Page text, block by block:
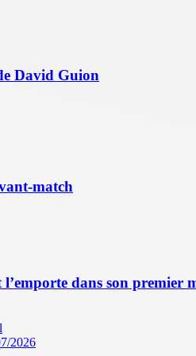
David Guion
match
dans son premier
2026